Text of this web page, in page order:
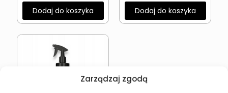
Zarządzaj zgodą
Dodaj do koszyka Dodaj do koszyka